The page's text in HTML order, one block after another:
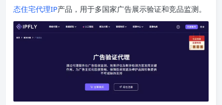
态住宅代理IP产品，用于多国家广告展示验证和竞品监测。